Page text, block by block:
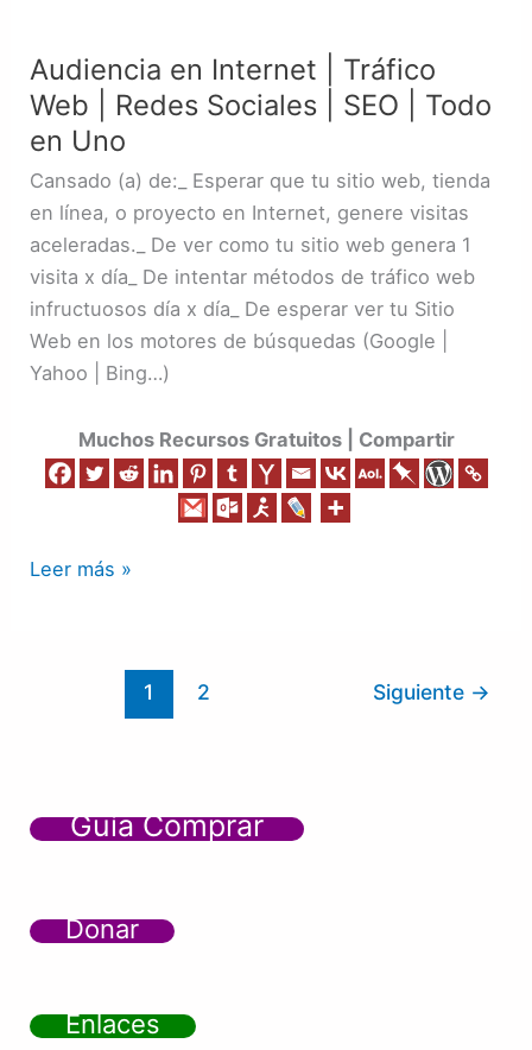
Audiencia en Internet | Tráfico
Web | Redes Sociales | SEO | Todo
en Uno
Cansado (a) de:_ Esperar que tu sitio web, tienda
en línea, o proyecto en Internet, genere visitas
aceleradas._ De ver como tu sitio web genera 1
visita x día_ De intentar métodos de tráfico web
infructuosos día x día_ De esperar ver tu Sitio
Web en los motores de búsquedas (Google |
Yahoo | Bing…)
Muchos Recursos Gratuitos | Compartir
Internet
|
Tráfico
Uno
Leer más »
1 2 Siguiente →
Guía Comprar
Donar
Enlaces